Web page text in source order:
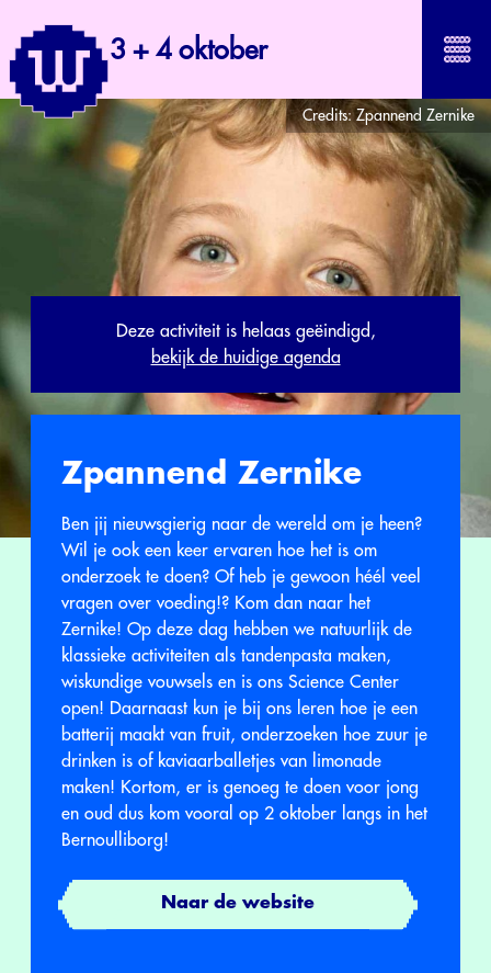
3 + 4 oktober
Credits: Zpannend Zernike
Deze activiteit is helaas geëindigd,
bekijk de huidige agenda
Zpannend Zernike
Ben jij nieuwsgierig naar de wereld om je heen?
Wil je ook een keer ervaren hoe het is om
onderzoek te doen? Of heb je gewoon héél veel
vragen over voeding!? Kom dan naar het
Zernike! Op deze dag hebben we natuurlijk de
klassieke activiteiten als tandenpasta maken,
wiskundige vouwsels en is ons Science Center
open! Daarnaast kun je bij ons leren hoe je een
batterij maakt van fruit, onderzoeken hoe zuur je
drinken is of kaviaarballetjes van limonade
maken! Kortom, er is genoeg te doen voor jong
en oud dus kom vooral op 2 oktober langs in het
Bernoulliborg!
Naar de website